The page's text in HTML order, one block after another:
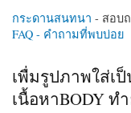
กระดานสนทนา - สอบ
FAQ - คำถามที่พบบ่อย
เพื่มรูปภาพใส่เ
เนื้อหาBODY ท